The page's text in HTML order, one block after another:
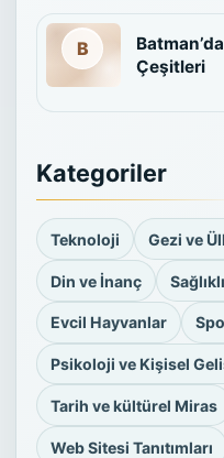
Çeşitleri
Kategoriler
Teknoloji Gezi ve
Din ve İnanç
Evcil Hayvanlar
Psikoloji ve Kişisel
Tarih ve kültürel Miras
Web Sitesi Tanıtımları